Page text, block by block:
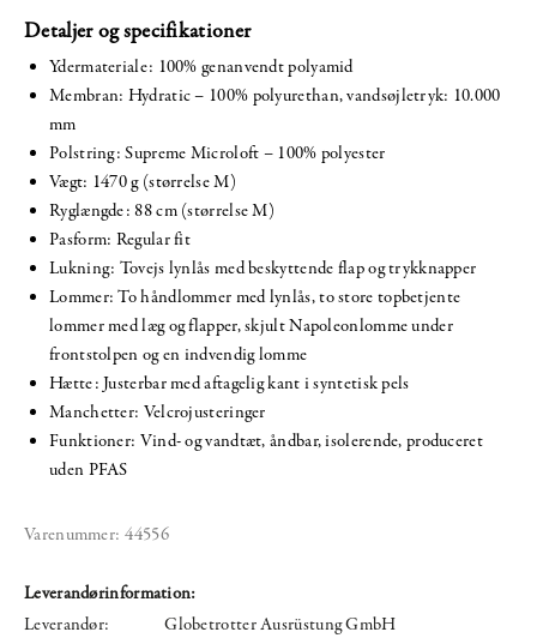
Detaljer og specifikationer
Ydermateriale: 100% genanvendt polyamid
Membran: Hydratic – 100% polyurethan, vandsøjletryk: 10.000
mm
Polstring: Supreme Microloft – 100% polyester
Vægt: 1470 g (størrelse M)
Ryglængde: 88 cm (størrelse M)
Pasform: Regular fit
Lukning: Tovejs lynlås med beskyttende flap og trykknapper
Lommer: To håndlommer med lynlås, to store topbetjente
lommer med læg og flapper, skjult Napoleonlomme under
frontstolpen og en indvendig lomme
Hætte: Justerbar med aftagelig kant i syntetisk pels
Manchetter: Velcrojusteringer
Funktioner: Vind- og vandtæt, åndbar, isolerende, produceret
uden PFAS
Varenummer: 44556
Leverandørinformation:
Leverandør:
Globetrotter Ausrüstung GmbH